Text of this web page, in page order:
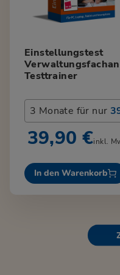
Einstellungstest
Testtrainer
3 Monate für nur
39,90 €inkl.
In den Warenkorb